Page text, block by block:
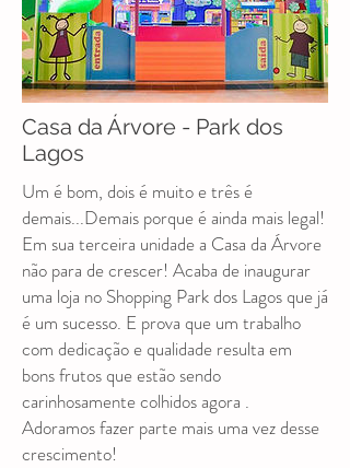
Casa da Árvore - Park dos
Lagos
Um é bom, dois é muito e três é
demais...Demais porque é ainda mais legal!
Em sua terceira unidade a Casa da Árvore
não para de crescer! Acaba de inaugurar
uma loja no Shopping Park dos Lagos que já
é um sucesso. E prova que um trabalho
com dedicação e qualidade resulta em
bons frutos que estão sendo
carinhosamente colhidos agora .
Adoramos fazer parte mais uma vez desse
crescimento!